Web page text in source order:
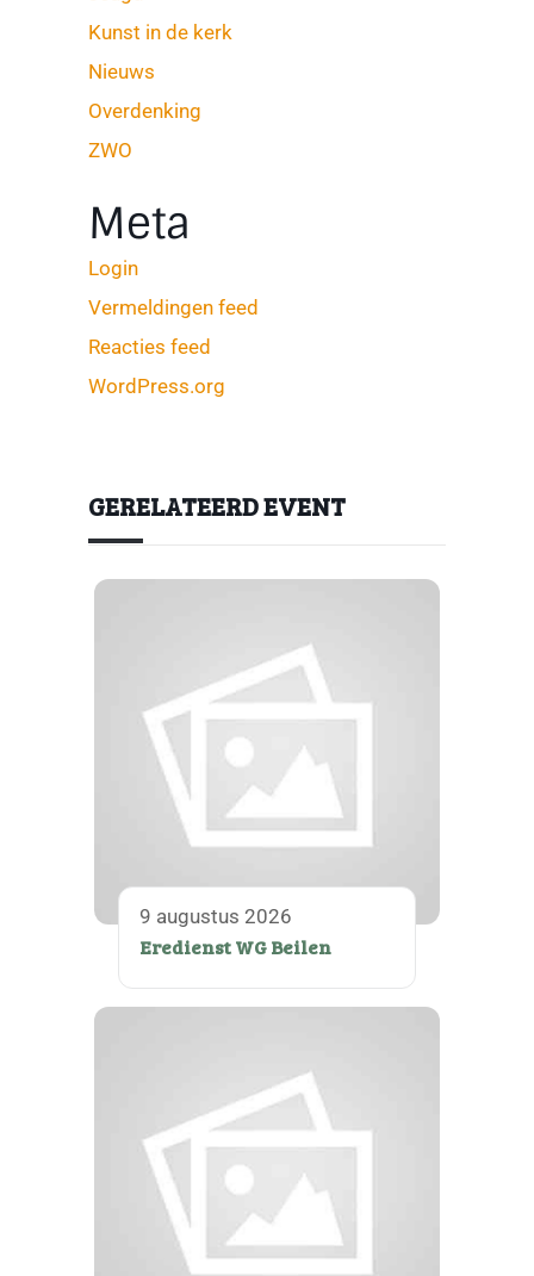
Kunst in de kerk
Nieuws
Overdenking
ZWO
Meta
Login
Vermeldingen feed
Reacties feed
WordPress.org
GERELATEERD EVENT
9 augustus 2026
Eredienst WG Beilen